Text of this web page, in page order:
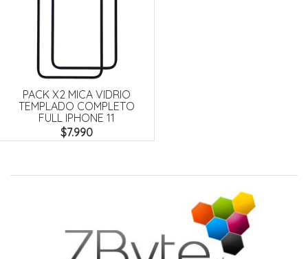
PACK X2 MICA VIDRIO
TEMPLADO COMPLETO
FULL IPHONE 11
$7.990